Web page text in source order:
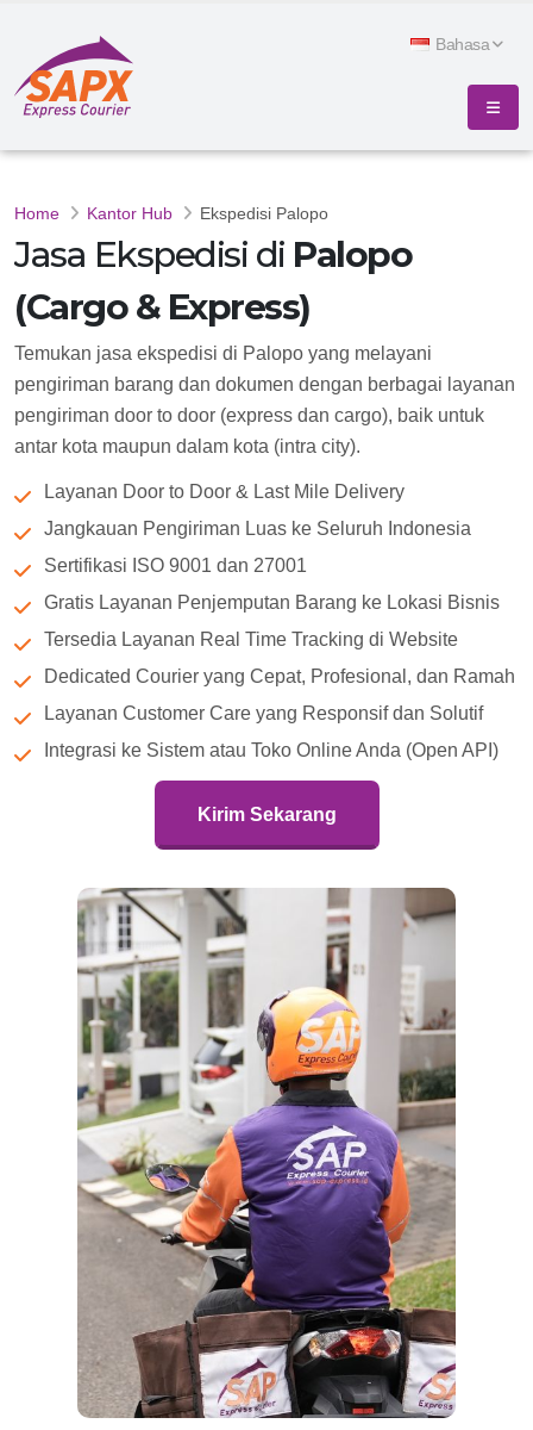
Bahasa
Home Kantor Hub Ekspedisi Palopo
Jasa Ekspedisi di Palopo
(Cargo & Express)
Temukan jasa ekspedisi di Palopo yang melayani
pengiriman barang dan dokumen dengan berbagai layanan
pengiriman door to door (express dan cargo), baik untuk
antar kota maupun dalam kota (intra city).
Layanan Door to Door & Last Mile Delivery
Jangkauan Pengiriman Luas ke Seluruh Indonesia
Sertifikasi ISO 9001 dan 27001
Gratis Layanan Penjemputan Barang ke Lokasi Bisnis
Tersedia Layanan Real Time Tracking di Website
Dedicated Courier yang Cepat, Profesional, dan Ramah
Layanan Customer Care yang Responsif dan Solutif
Integrasi ke Sistem atau Toko Online Anda (Open API)
Kirim Sekarang